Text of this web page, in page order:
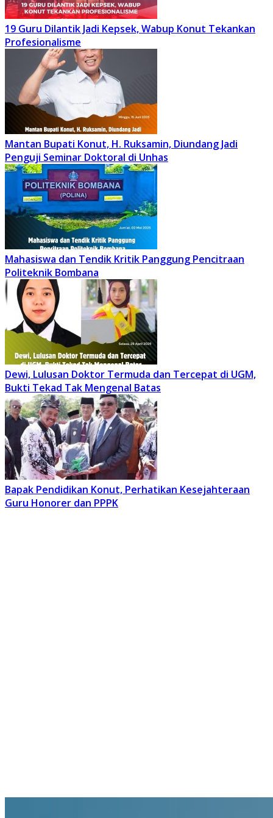
19 Guru Dilantik Jadi Kepsek, Wabup Konut Tekankan
Profesionalisme
Mantan Bupati Konut, H. Ruksamin, Diundang Jadi
Penguji Seminar Doktoral di Unhas
Mahasiswa dan Tendik Kritik Panggung Pencitraan
Politeknik Bombana
Dewi, Lulusan Doktor Termuda dan Tercepat di UGM,
Bukti Tekad Tak Mengenal Batas
Bapak Pendidikan Konut, Perhatikan Kesejahteraan
Guru Honorer dan PPPK